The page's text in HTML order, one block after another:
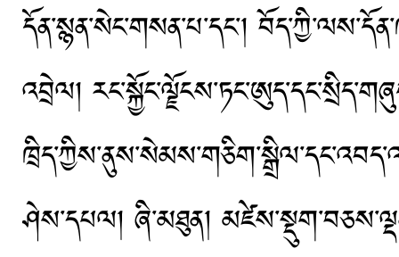
དོན་སྙན་སེང་གསན་པ་དང་།
འབྲེལ།
ཤེས་དཔལ། ཞི་མཐུན།